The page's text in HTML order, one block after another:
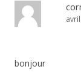
bonjour